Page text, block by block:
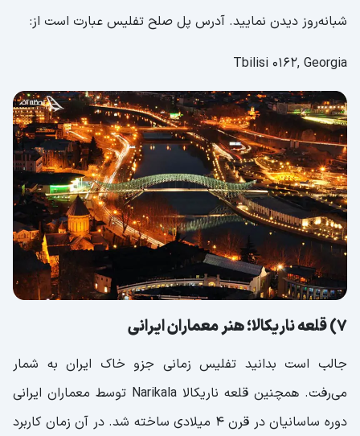
شبانه‌روز دیدن نمایید. آدرس پل صلح تفلیس عبارت است از:
Tbilisi 0162, Georgia
7) قلعه ناریکالا؛ هنر معماران ایرانی
جالب است بدانید تفلیس زمانی جزو خاک ایران به‌ شمار
می‌رفت. همچنین قلعه ناریکالا Narikala توسط معماران ایرانی
دوره ساسانیان در قرن 4 میلادی ساخته شد. در آن زمان کاربرد